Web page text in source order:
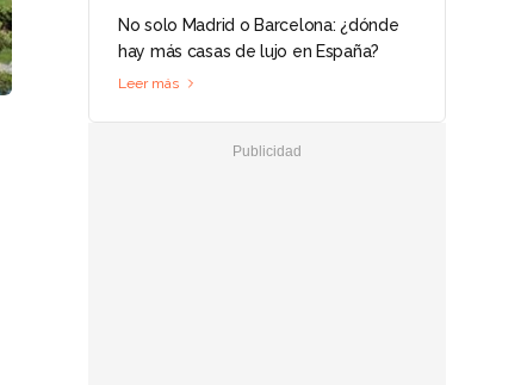
No solo Madrid o Barcelona: ¿dónde
hay más casas de lujo en España?
Leer más